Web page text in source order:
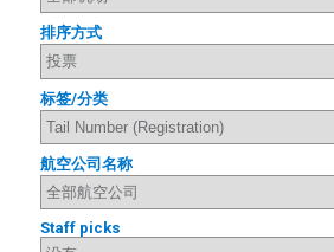
排序方式
标签/分类
航空公司名称
Staff picks